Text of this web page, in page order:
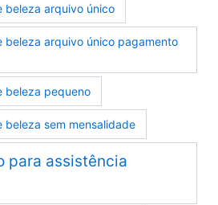
beleza arquivo único
beleza arquivo único pagamento
beleza pequeno
beleza sem mensalidade
para assistência